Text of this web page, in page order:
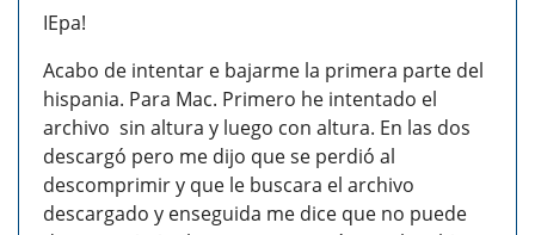
IEpa!
Acabo de intentar e bajarme la primera parte del
hispania. Para Mac. Primero he intentado el
archivo sin altura y luego con altura. En las dos
descargó pero me dijo que se perdió al
descomprimir y que le buscara el archivo
descargado y enseguida me dice que no puede